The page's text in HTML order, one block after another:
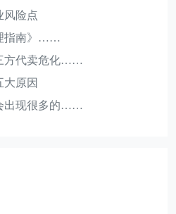
风险点
指南》……
方代卖危化……
大原因
出现很多的……